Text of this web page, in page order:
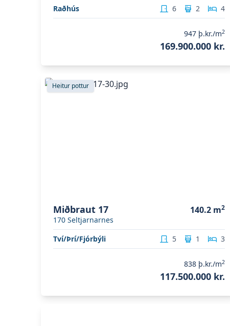
Raðhús 6 2 4
947 þ.kr./m2
169.900.000 kr.
Skoða eigninaMiðbraut 17
Heitur pottur
Miðbraut 17
170 Seltjarnarnes
140.2 m2
Tví/Þrí/Fjórbýli 5 1 3
838 þ.kr./m2
117.500.000 kr.